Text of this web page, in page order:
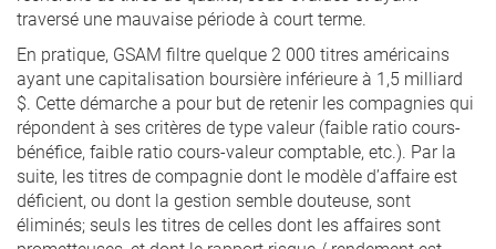
traversé une mauvaise période à court terme.
En pratique, GSAM filtre quelque 2 000 titres américains
ayant une capitalisation boursière inférieure à 1,5 milliard
$. Cette démarche a pour but de retenir les compagnies qui
répondent à ses critères de type valeur (faible ratio cours-
bénéfice, faible ratio cours-valeur comptable, etc.). Par la
suite, les titres de compagnie dont le modèle d’affaire est
déficient, ou dont la gestion semble douteuse, sont
éliminés; seuls les titres de celles dont les affaires sont